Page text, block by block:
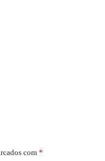
com *